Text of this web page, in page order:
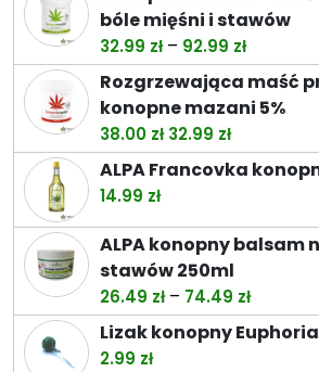
bóle mięśni i stawów
32.99 zł – 92.99 złZakres
cen:
od
do
92.99 zł
Rozgrzewająca maść
konopne mazani 5%
38.00 zł Pierwotna
cena
32.99 złAktualna
cena
ALPA Francovka
14.99 zł
ALPA konopny balsam
stawów 250ml
26.49 zł – 74.49 złZakres
cen:
od
Lizak konopny
2.99 zł